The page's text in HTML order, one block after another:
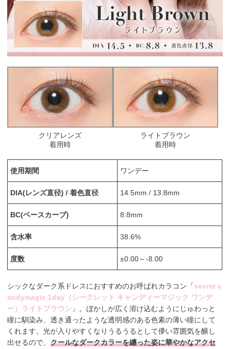
クリアレンズ
着用時
ライトブラウン
着用時
使用期間 ワンデー
DIA(レンズ直径) / 着色直径 14.5mm / 13.8mm
BC(ベースカーブ) 8.8mm
含水率 38.6%
度数 ±0.00～-8.00
シックなダーク系ドレスにおすすめのお呼ばれカラコン「secret c
andymagic 1day（シークレット キャンディーマジック ワンデ
ー）ライトブラウン 」。ぼかしが広く溶け込むようにじゅわっと
瞳に馴染み、透き通ったような透明感のある色素の薄い瞳にして
くれます。光が入りやすくなりうるうるとして儚い雰囲気を醸し
出せるので、クールなダークカラーを纏った姿に華やかなアクセ